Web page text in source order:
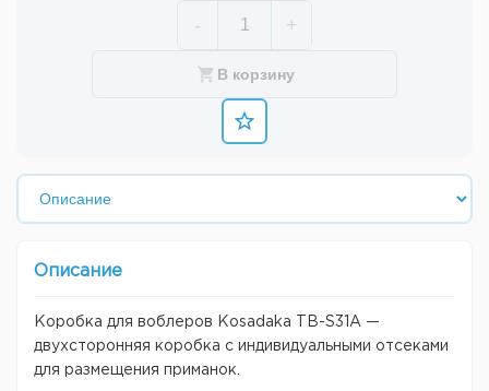
- +
В корзину
Описание
Коробка для воблеров Kosadaka TB-S31A —
двухсторонняя коробка с индивидуальными отсеками
для размещения приманок.